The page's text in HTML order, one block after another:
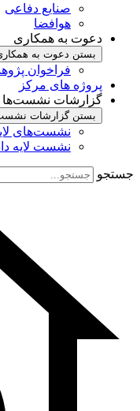
صنایع دفاعی
هوافضا
دعوت به همکاری
بستن دعوت به
فراخوان
پروژه های مرکز
گزارشات نشست‌ها
بستن گزارشات
نشست‌‌های
نشست لایه
جستجو